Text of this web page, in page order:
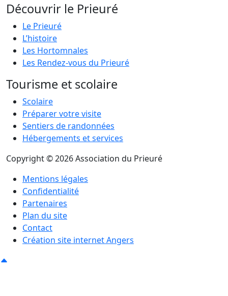
Découvrir le Prieuré
Le Prieuré
L’histoire
Les Hortomnales
Les Rendez-vous du Prieuré
Tourisme et scolaire
Scolaire
Préparer votre visite
Sentiers de randonnées
Hébergements et services
Copyright © 2026 Association du Prieuré
Mentions légales
Confidentialité
Partenaires
Plan du site
Contact
Création site internet Angers